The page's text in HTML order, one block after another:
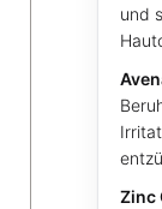
und
Zinc